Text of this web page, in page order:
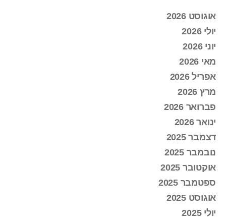
אוגוסט 2026
יולי 2026
יוני 2026
מאי 2026
אפריל 2026
מרץ 2026
פברואר 2026
ינואר 2026
דצמבר 2025
נובמבר 2025
אוקטובר 2025
ספטמבר 2025
אוגוסט 2025
יולי 2025